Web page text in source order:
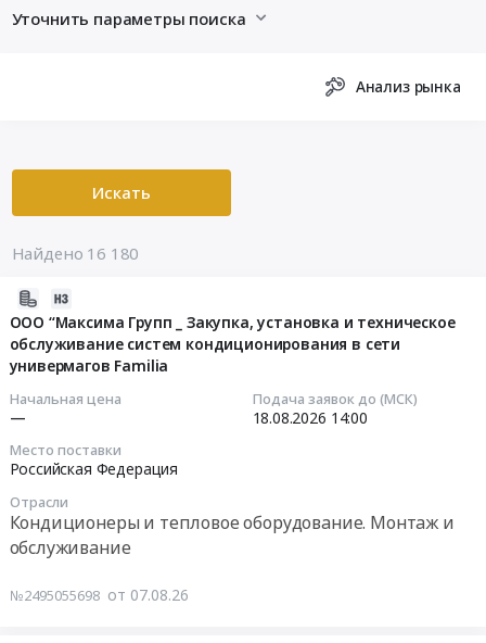
Уточнить параметры поиска
Анализ рынка
Искать
Найдено 16 180
ООО “Максима Групп _ Закупка, установка и техническое
обслуживание систем кондиционирования в сети
универмагов Familia
Начальная цена
—
Подача заявок до (МСК)
18.08.2026 14:00
Место поставки
Российская Федерация
Отрасли
Кондиционеры и тепловое оборудование. Монтаж и
обслуживание
№2495055698 от 07.08.26